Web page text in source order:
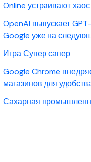
Online устраивают хаос
OpenAI выпускает
Google уже на
Игра Супер сапер
Google Chrome
магазинов для
Сахарная